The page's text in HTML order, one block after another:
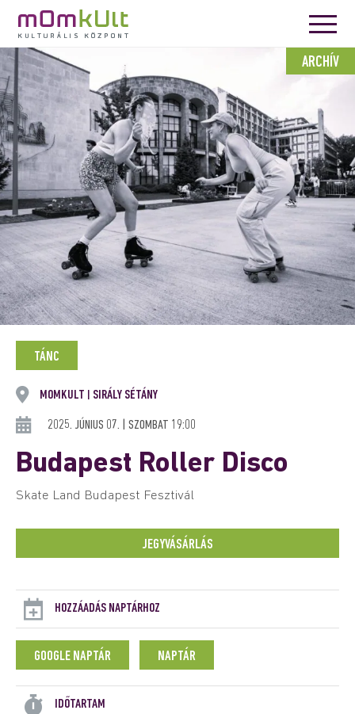
ARCHÍV
TÁNC
MOMKULT SIRÁLY SÉTÁNY
2025. JÚNIUS 07. | SZOMBAT 19:00
Budapest Roller Disco
Skate Land Budapest Fesztivál
JEGYVÁSÁRLÁS
HOZZÁADÁS NAPTÁRHOZ
GOOGLE NAPTÁR NAPTÁR
IDŐTARTAM